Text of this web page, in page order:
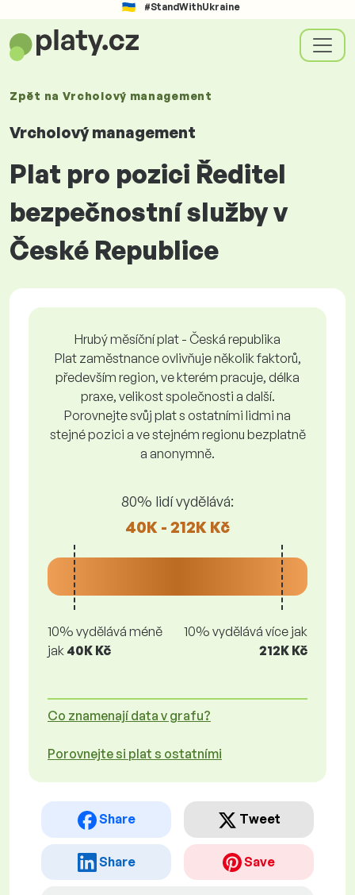
#StandWithUkraine
Zpět na Vrcholový management
Vrcholový management
Plat pro pozici Ředitel
bezpečnostní služby v
České Republice
Hrubý měsíční plat - Česká republika
Plat zaměstnance ovlivňuje několik faktorů,
především region, ve kterém pracuje, délka
praxe, velikost společnosti a další.
Porovnejte svůj plat s ostatními lidmi na
stejné pozici a ve stejném regionu bezplatně
a anonymně.
80% lidí vydělává:
40K - 212K Kč
10% vydělává méně
jak 40K Kč
10% vydělává více jak
212K Kč
Co znamenají data v grafu?
Porovnejte si plat s ostatními
Share Tweet
Share Save